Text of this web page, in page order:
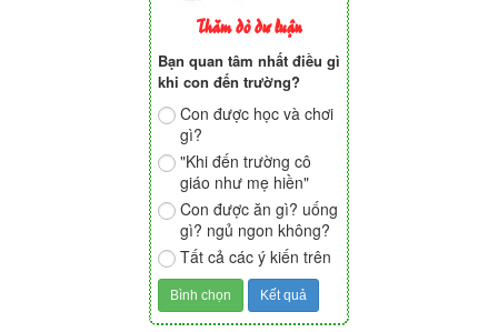
Thăm dò dư luận
Bạn quan tâm nhất điều gì
khi con đến trường?
Con được học và chơi
gì?
"Khi đến trường cô
giáo như mẹ hiền"
Con được ăn gì? uống
gì? ngủ ngon không?
Tất cả các ý kiến trên